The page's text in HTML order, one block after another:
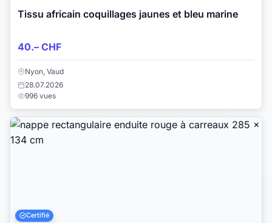
Tissu africain coquillages jaunes et bleu marine
40.– CHF
Nyon, Vaud
28.07.2026
996 vues
Certifié